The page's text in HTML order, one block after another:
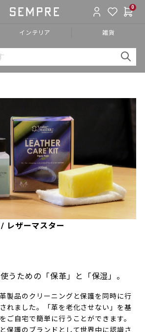
0
インテリア 雑貨
ザーマスター
うための「保革」と「保湿」。
製品のクリーニングと保護を同時に行
れました。「革を老化させない」を基
ご自宅で簡単に行うことができます。
保護のブランドとして世界中に認識さ